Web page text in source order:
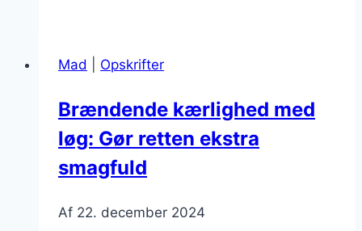
tomatsalat
Mad Opskrifter
Brændende kærlighed med
løg: Gør retten ekstra
smagfuld
Af 22. december 2024